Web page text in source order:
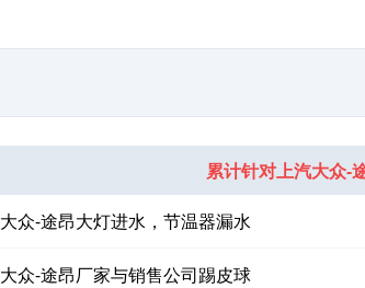
累计针对上汽大众-
大众-途昂大灯进水，节温器漏水
大众-途昂厂家与销售公司踢皮球